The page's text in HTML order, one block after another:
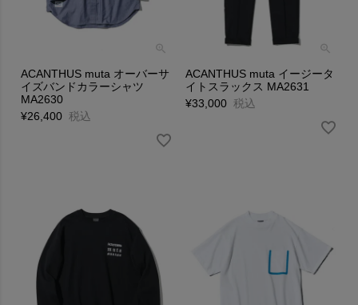
ACANTHUS muta オーバーサ
イズバンドカラーシャツ
MA2630
¥26,400 税込
ACANTHUS muta イージータ
イトスラックス MA2631
¥33,000 税込